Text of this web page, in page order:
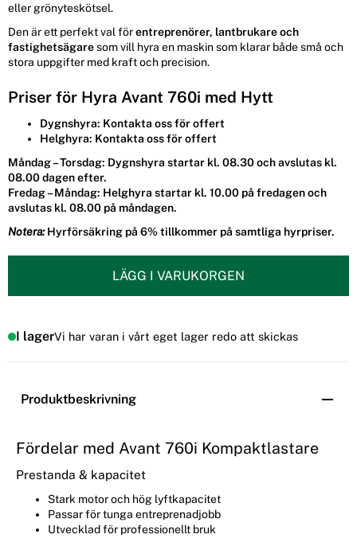
eller grönyteskötsel.
Den är ett perfekt val förentreprenörer, lantbrukare och
fastighetsägaresom vill hyra en maskin som klarar både små och
stora uppgifter med kraft och precision.
Priser för Hyra Avant 760i med Hytt
Dygnshyra: Kontakta oss för offert
Helghyra: Kontakta oss för offert
Måndag – Torsdag: Dygnshyra startar kl. 08.30 och avslutas kl.
08.00 dagen efter.
Fredag – Måndag: Helghyra startar kl. 10.00 på fredagen och
avslutas kl. 08.00 på måndagen.
Notera:Hyrförsäkring på 6%tillkommer på samtliga hyrpriser.
LÄGG I VARUKORGEN
I lagerVi har varan i vårt eget lager redo att skickas
Produktbeskrivning
Fördelar med Avant 760i Kompaktlastare
Prestanda & kapacitet
Stark motor och hög lyftkapacitet
Passar för tunga entreprenadjobb
Utvecklad för professionellt bruk